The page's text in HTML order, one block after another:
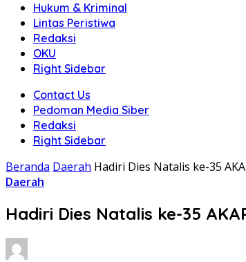
Hukum & Kriminal
Lintas Peristiwa
Redaksi
OKU
Right Sidebar
Contact Us
Pedoman Media Siber
Redaksi
Right Sidebar
Beranda Daerah Hadiri Dies Natalis ke-35
Daerah
Hadiri Dies Natalis ke-35